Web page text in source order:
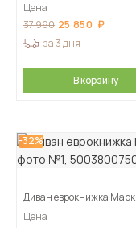
Цена
37 990 25 850
за 3 дня
В корзину
-32%
Диван еврокнижка Марк
Цена